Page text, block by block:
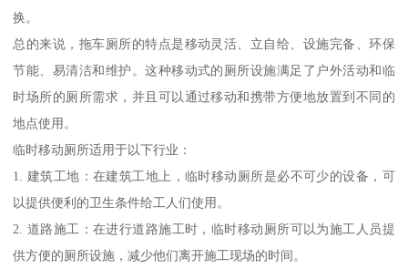
换。
总的来说，拖车厕所的特点是移动灵活、立自给、设施完备、环保
节能、易清洁和维护。这种移动式的厕所设施满足了户外活动和临
时场所的厕所需求，并且可以通过移动和携带方便地放置到不同的
地点使用。
临时移动厕所适用于以下行业：
1. 建筑工地：在建筑工地上，临时移动厕所是必不可少的设备，可
以提供便利的卫生条件给工人们使用。
2. 道路施工：在进行道路施工时，临时移动厕所可以为施工人员提
供方便的厕所设施，减少他们离开施工现场的时间。